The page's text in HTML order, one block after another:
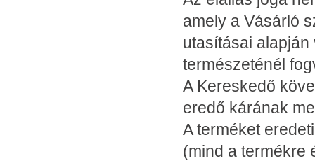
amely a Vásárló
utasításai
természeténél
A Kereskedő
eredő kárának
A terméket
(mind a termékre